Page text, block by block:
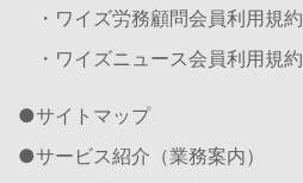
・ワイズ労務顧問会員利用規約
・ワイズニュース会員利用規約
サイトマップ
サービス紹介（業務案内）